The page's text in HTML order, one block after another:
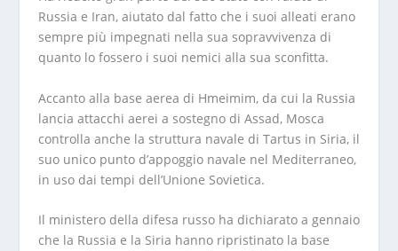
Russia e Iran, aiutato dal fatto che i suoi alleati erano
sempre più impegnati nella sua sopravvivenza di
quanto lo fossero i suoi nemici alla sua sconfitta.
Accanto alla base aerea di Hmeimim, da cui la Russia
lancia attacchi aerei a sostegno di Assad, Mosca
controlla anche la struttura navale di Tartus in Siria, il
suo unico punto d’appoggio navale nel Mediterraneo,
in uso dai tempi dell’Unione Sovietica.
Il ministero della difesa russo ha dichiarato a gennaio
che la Russia e la Siria hanno ripristinato la base